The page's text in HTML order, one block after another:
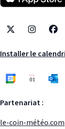
X Instagram
Installer le
Partenariat :
le-coin-météo.com